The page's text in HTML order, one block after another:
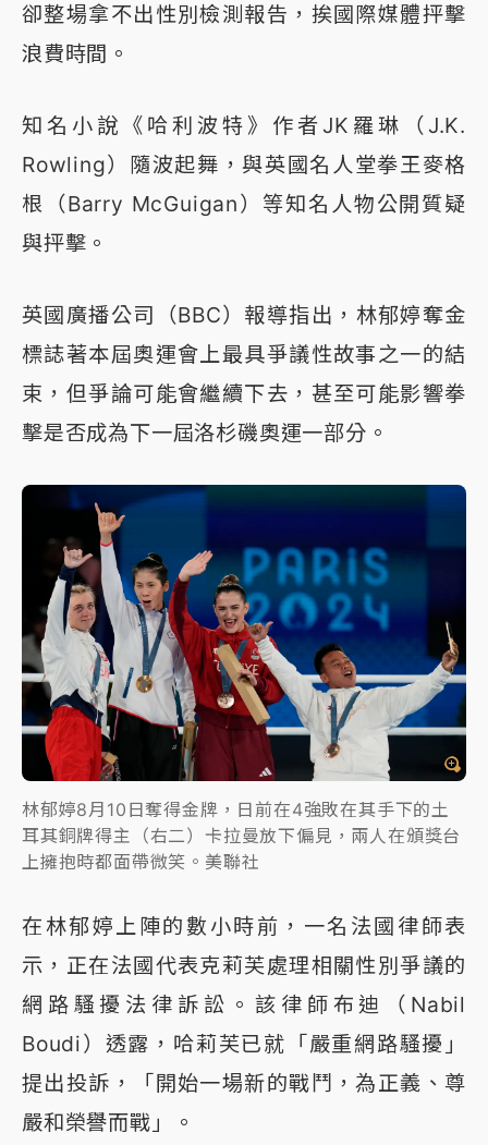
卻整場拿不出性別檢測報告，挨國際媒體抨擊
浪費時間。
知名小說《哈利波特》作者JK羅琳（J.K.
Rowling）隨波起舞，與英國名人堂拳王麥格
根（Barry McGuigan）等知名人物公開質疑
與抨擊。
英國廣播公司（BBC）報導指出，林郁婷奪金
標誌著本屆奧運會上最具爭議性故事之一的結
束，但爭論可能會繼續下去，甚至可能影響拳
擊是否成為下一屆洛杉磯奧運一部分。
林郁婷8月10日奪得金牌，日前在4強敗在其手下的土
耳其銅牌得主（右二）卡拉曼放下偏見，兩人在頒獎台
上擁抱時都面帶微笑。美聯社
在林郁婷上陣的數小時前，一名法國律師表
示，正在法國代表克莉芙處理相關性別爭議的
網路騷擾法律訴訟。該律師布迪（Nabil
Boudi）透露，哈莉芙已就「嚴重網路騷擾」
提出投訴，「開始一場新的戰鬥，為正義、尊
嚴和榮譽而戰」。